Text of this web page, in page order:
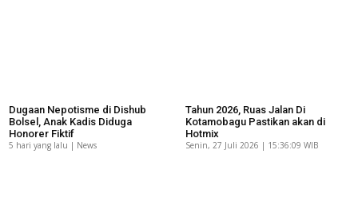
Dugaan Nepotisme di Dishub
Bolsel, Anak Kadis Diduga
Honorer Fiktif
5 hari yang lalu | News
Tahun 2026, Ruas Jalan Di
Kotamobagu Pastikan akan di
Hotmix
Senin, 27 Juli 2026 | 15:36:09 WIB